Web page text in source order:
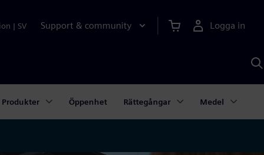
| SV Support & community Logga in
Produkter Öppenhet Rättegångar Medel